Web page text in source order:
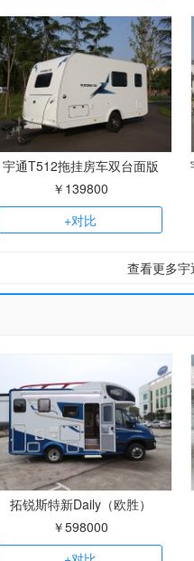
宇通T512拖挂房车双台面版
￥139800
+对比
查看更多
拓锐斯特新Daily（欧胜）
￥598000